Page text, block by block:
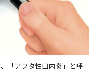
「アフタ性口内炎」と呼